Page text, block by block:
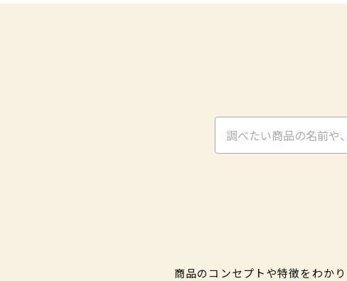
商品のコンセプトや特徴をわか